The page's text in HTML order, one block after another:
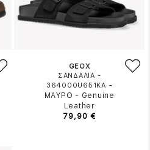
GEOX
ΣΑΝΔΑΛΙΑ -
364000U651KA -
ΜΑΥΡΟ - Genuine
Leather
79,90 €